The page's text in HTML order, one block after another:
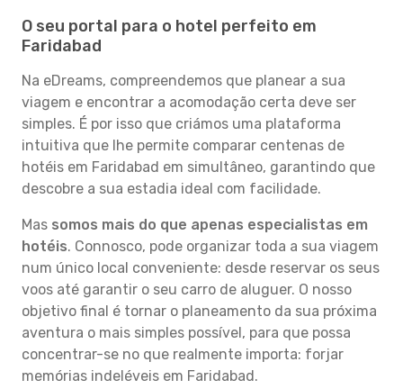
O seu portal para o hotel perfeito em
Faridabad
Na eDreams, compreendemos que planear a sua
viagem e encontrar a acomodação certa deve ser
simples. É por isso que criámos uma plataforma
intuitiva que lhe permite comparar centenas de
hotéis em Faridabad em simultâneo, garantindo que
descobre a sua estadia ideal com facilidade.
Mas somos mais do que apenas especialistas em
hotéis. Connosco, pode organizar toda a sua viagem
num único local conveniente: desde reservar os seus
voos até garantir o seu carro de aluguer. O nosso
objetivo final é tornar o planeamento da sua próxima
aventura o mais simples possível, para que possa
concentrar-se no que realmente importa: forjar
memórias indeléveis em Faridabad.